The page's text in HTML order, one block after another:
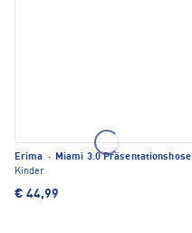
Erima · Miami 3.0 Präsentationshose
Kinder
€ 44,99